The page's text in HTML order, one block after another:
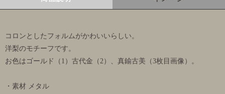
コロンとしたフォルムがかわいいらしい。
洋梨のモチーフです。
お色はゴールド（1）古代金（2）、真鍮古美（3枚目画像）。
・素材 メタル